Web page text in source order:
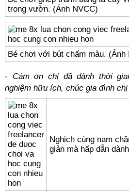
trong vườn. (Ảnh NVCC)
Bé chơi với bút chấm màu. (Ảnh
- Cảm ơn chị đã dành thời
nghiệm hữu ích, chúc gia đình chị
Nghịch cùng nam
giản mà hấp dẫn